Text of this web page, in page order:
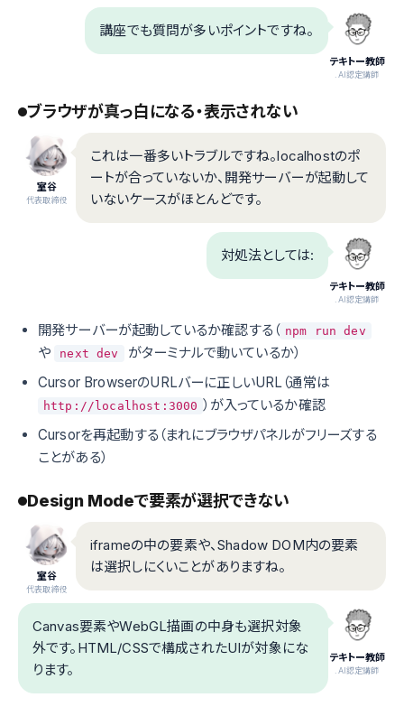
テキトー教師
.AI認定講師
講座でも質問が多いポイントですね。
ブラウザが真っ白になる・表示されない
室谷
代表取締役
これは一番多いトラブルですね。localhostのポ
ートが合っていないか、開発サーバーが起動して
いないケースがほとんどです。
テキトー教師
.AI認定講師
対処法としては:
開発サーバーが起動しているか確認する（ npm run dev
や next dev
がターミナルで動いているか）
Cursor BrowserのURLバーに正しいURL（通常は
http://localhost:3000 ）が入っているか確認
Cursorを再起動する（まれにブラウザパネルがフリーズする
ことがある）
Design Modeで要素が選択できない
室谷
代表取締役
iframeの中の要素や、Shadow DOM内の要素
は選択しにくいことがありますね。
テキトー教師
.AI認定講師
Canvas要素やWebGL描画の中身も選択対象
外です。HTML/CSSで構成されたUIが対象にな
ります。